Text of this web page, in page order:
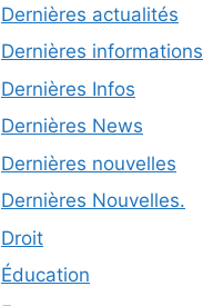
Dernières actualités
Dernières informations
Dernières Infos
Dernières News
Dernières nouvelles
Dernières Nouvelles.
Droit
Éducation